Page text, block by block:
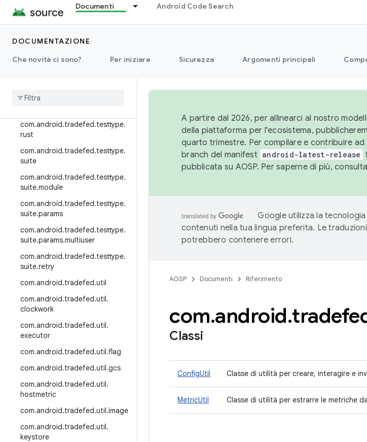
Documenti Android Code Search
DOCUMENTAZIONE
Che novità ci sono?
Per iniziare Sicurezza Argomenti principali
com.android.tradefed.testtype.
com.android.tradefed.testtype.
pandora
com.android
com.android.tradefed.testtype.
rust
com.android.tradefed.testtype.
suite
com.android.tradefed.testtype.
suite.module
com.android.tradefed.testtype.
suite.params
com.android.tradefed.testtype.
suite.params.multiuser
com.android.tradefed.testtype.
suite.retry
com.android.tradefed.util
com.android.tradefed.util.
clockwork
com.android.tradefed.util.
executor
com.android.tradefed.util.flag
com.android.tradefed.util.gcs
com.android.tradefed.util.
hostmetric
com.android.tradefed.util.image
com.android.tradefed.util.
keystore
A partire dal 2026, per allinearci al nostro
della piattaforma per l'ecosistema,
quarto trimestre. Per compilare e contribuire ad
branch del manifest android-latest-release
pubblicata su AOSP. Per saperne di più,
Google utilizza la
contenuti nella tua lingua preferita. Le
potrebbero contenere errori.
AOSP Documenti Riferimento
com.android.
Classi
ConfigUtil Classe di utilità per creare, interagire e
MetricUtil Classe di utilità per estrarre le metriche